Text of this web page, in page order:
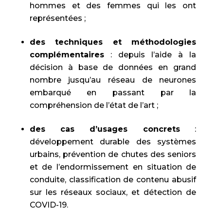
hommes et des femmes qui les ont
représentées ;
des techniques et méthodologies
complémentaires: depuis l’aide à la
décision à base de données en grand
nombre jusqu’au réseau de neurones
embarqué en passant par la
compréhension de l’état de l’art ;
des cas d’usages concrets:
développement durable des systèmes
urbains, prévention de chutes des seniors
et de l’endormissement en situation de
conduite, classification de contenu abusif
sur les réseaux sociaux, et détection de
COVID-19.